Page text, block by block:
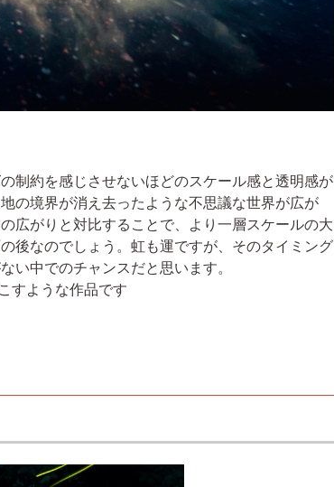
制約を感じさせないほどのスケール感と透明感が
の境界が消え去ったような不思議な世界が広が
広がりと対比することで、より一層スケールの大
後なのでしょう。虹も運ですが、そのタイミング
い中でのチャンスだと思います。
すような作品です